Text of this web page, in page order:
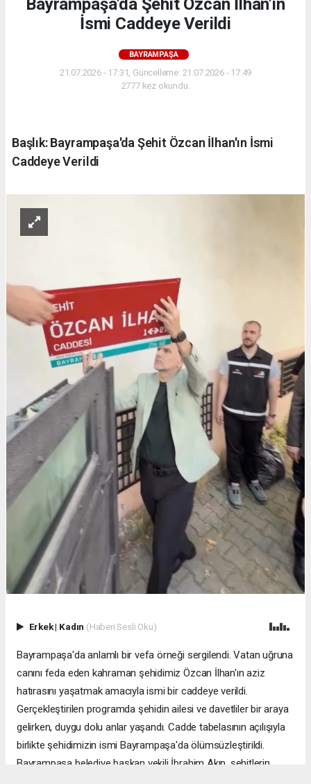
Bayrampaşa'da Şehit Özcan İlhan'ın
İsmi Caddeye Verildi
BAYRAMPAŞA
21.07.2026 - 17:31, Güncelleme: 21.07.2026 - 17:49
2777 kez okundu.
Başlık: Bayrampaşa'da Şehit Özcan İlhan'ın İsmi
Caddeye Verildi
Erkek| Kadın (Haberi Sesli Oku)
Bayrampaşa'da anlamlı bir vefa örneği sergilendi. Vatan uğruna
canını feda eden kahraman şehidimiz Özcan İlhan'ın aziz
hatırasını yaşatmak amacıyla ismi bir caddeye verildi.
Gerçekleştirilen programda şehidin ailesi ve davetliler bir araya
gelirken, duygu dolu anlar yaşandı. Cadde tabelasının açılışıyla
birlikte şehidimizin ismi Bayrampaşa'da ölümsüzleştirildi.
Bayrampaşa belediye başkan vekili İbrahim Akın, şehitlerin